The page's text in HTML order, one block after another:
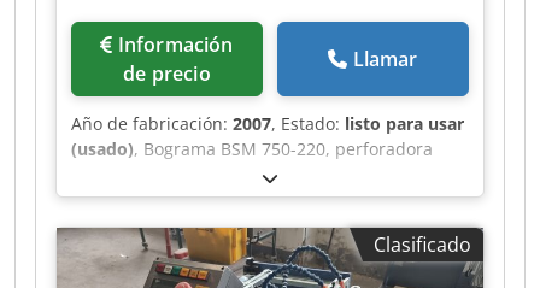
de precio
Llamar
Año de fabricación: 2007, Estado: listo para usar
(usado), Bograma BSM 750-220, perforadora
para trabajos de encuadernación según la
norma europea Dcodpfxsiz T Txj Ab Sok –
Centrado y guías para cintas en diferentes
tamaños – Soporte para la parte superior,
central e inferior
Clasificado